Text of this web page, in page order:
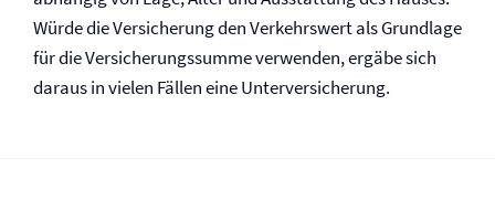
Würde die Versicherung den Verkehrswert als Grundlage
für die Versicherungssumme verwenden, ergäbe sich
daraus in vielen Fällen eine Unter­versicherung.